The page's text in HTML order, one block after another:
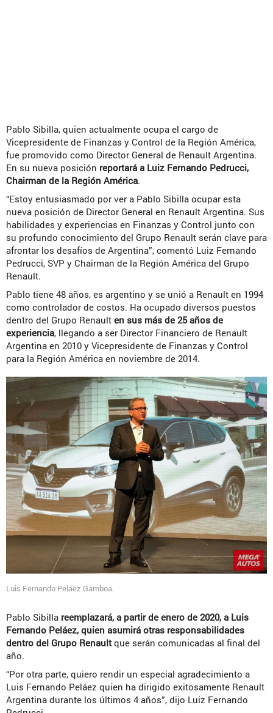
Pablo Sibilla, quien actualmente ocupa el cargo de
Vicepresidente de Finanzas y Control de la Región América,
fue promovido como Director General de Renault Argentina.
En su nueva posición reportará a Luiz Fernando Pedrucci,
Chairman de la Región América.
“Estoy entusiasmado por ver a Pablo Sibilla ocupar esta
nueva posición de Director General en Renault Argentina. Sus
habilidades y experiencias en Finanzas y Control junto con
su profundo conocimiento del Grupo Renault serán clave para
afrontar los desafíos de Argentina”, comentó Luiz Fernando
Pedrucci, SVP y Chairman de la Región América del Grupo
Renault.
Pablo tiene 48 años, es argentino y se unió a Renault en 1994
como controlador de costos. Ha ocupado diversos puestos
dentro del Grupo Renault en sus más de 25 años de
experiencia, llegando a ser Director Financiero de Renault
Argentina en 2010 y Vicepresidente de Finanzas y Control
para la Región América en noviembre de 2014.
Luis Fernando Peláez Gamboa.
Pablo Sibilla reemplazará, a partir de enero de 2020, a Luis
Fernando Peláez, quien asumirá otras responsabilidades
dentro del Grupo Renault que serán comunicadas al final del
año.
“Por otra parte, quiero rendir un especial agradecimiento a
Luis Fernando Peláez quien ha dirigido exitosamente Renault
Argentina durante los últimos 4 años”, dijo Luiz Fernando